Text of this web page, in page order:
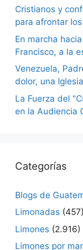
Cristianos y
para afrontar
En marcha
Francisco, a la
Venezuela,
dolor, una
La Fuerza del
en la Audiencia
Categorías
Blogs de
Limonadas (457)
Limones (2.916)
Limones por